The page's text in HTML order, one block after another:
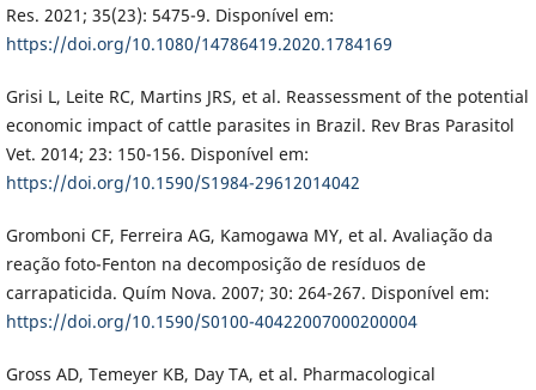
Res. 2021; 35(23): 5475-9. Disponível em:
https://doi.org/10.1080/14786419.2020.1784169
Grisi L, Leite RC, Martins JRS, et al. Reassessment of the potential
economic impact of cattle parasites in Brazil. Rev Bras Parasitol
Vet. 2014; 23: 150-156. Disponível em:
https://doi.org/10.1590/S1984-29612014042
Gromboni CF, Ferreira AG, Kamogawa MY, et al. Avaliação da
reação foto-Fenton na decomposição de resíduos de
carrapaticida. Quím Nova. 2007; 30: 264-267. Disponível em:
https://doi.org/10.1590/S0100-40422007000200004
Gross AD, Temeyer KB, Day TA, et al. Pharmacological